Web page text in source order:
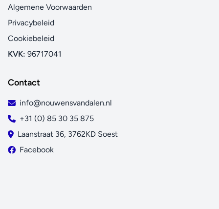
Algemene Voorwaarden
Privacybeleid
Cookiebeleid
KVK: 96717041
Contact
info@nouwensvandalen.nl
+31 (0) 85 30 35 875
Laanstraat 36, 3762KD Soest
Facebook